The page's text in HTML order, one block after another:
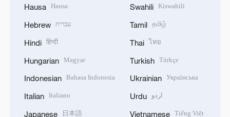
Hausa Hausa
Hebrew עברית
Hindi हिन्दी
Hungarian Magyar
Indonesian Bahasa Indonesia
Italian Italiano
Japanese 日本語
Swahili Kiswahili
Tamil தமிழ்
Thai ไทย
Turkish Türkçe
Ukrainian Українська
Urdu اردو
Vietnamese Tiếng Việt